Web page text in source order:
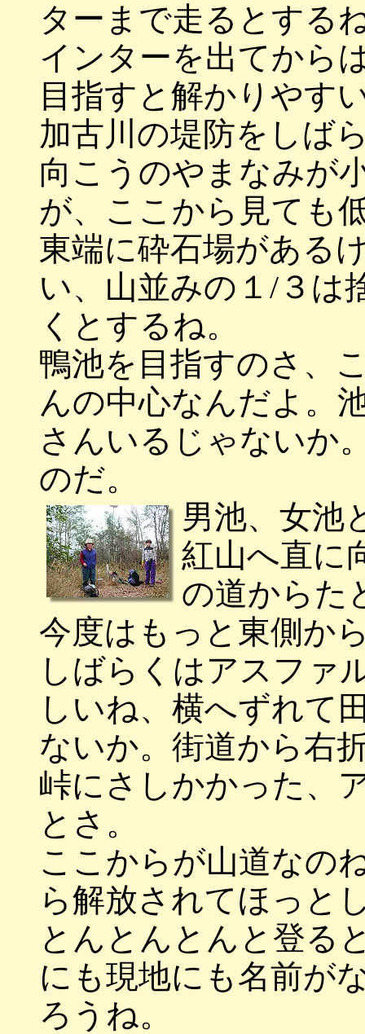
ターまで走るとする
インターを出てから
目指すと解かりやす
加古川の堤防をしば
向こうのやまなみが
が、ここから見ても
東端に砕石場がある
い、山並みの１/３は
くとするね。
鴨池を目指すのさ、
んの中心なんだよ。
さんいるじゃないか
のだ。
男池、女池
紅山へ直に
の道からた
今度はもっと東側か
しばらくはアスファ
しいね、横へずれて
ないか。街道から右
峠にさしかかった、
とさ。
ここからが山道なの
ら解放されてほっと
とんとんとんと登る
にも現地にも名前が
ろうね。